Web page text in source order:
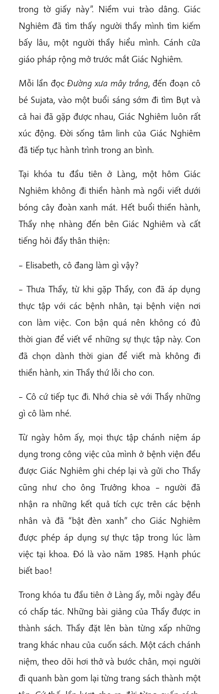
trong tờ giấy này”. Niềm vui trào dâng. Giác
Nghiêm đã tìm thấy người thầy mình tìm kiếm
bấy lâu, một người thầy hiểu mình. Cánh cửa
giáo pháp rộng mở trước mắt Giác Nghiêm.
Mỗi lần đọcĐường xưa mây trắng, đến đoạn cô
bé Sujata, vào một buổi sáng sớm đi tìm Bụt và
cả hai đã gặp được nhau, Giác Nghiêm luôn rất
xúc động. Đời sống tâm linh của Giác Nghiêm
đã tiếp tục hành trình trong an bình.
Tại khóa tu đầu tiên ở Làng, một hôm Giác
Nghiêm không đi thiền hành mà ngồi viết dưới
bóng cây đoàn xanh mát. Hết buổi thiền hành,
Thầy nhẹ nhàng đến bên Giác Nghiêm và cất
tiếng hỏi đầy thân thiện:
– Elisabeth, cô đang làm gì vậy?
– Thưa Thầy, từ khi gặp Thầy, con đã áp dụng
thực tập với các bệnh nhân, tại bệnh viện nơi
con làm việc. Con bận quá nên không có đủ
thời gian để viết về những sự thực tập này. Con
đã chọn dành thời gian để viết mà không đi
thiền hành, xin Thầy thứ lỗi cho con.
– Cô cứ tiếp tục đi. Nhớ chia sẻ với Thầy những
gì cô làm nhé.
Từ ngày hôm ấy, mọi thực tập chánh niệm áp
dụng trong công việc của mình ở bệnh viện đều
được Giác Nghiêm ghi chép lại và gửi cho Thầy
cũng như cho ông Trưởng khoa – người đã
nhận ra những kết quả tích cực trên các bệnh
nhân và đã “bật đèn xanh” cho Giác Nghiêm
được phép áp dụng sự thực tập trong lúc làm
việc tại khoa. Đó là vào năm 1985. Hạnh phúc
biết bao!
Trong khóa tu đầu tiên ở Làng ấy, mỗi ngày đều
có chấp tác. Những bài giảng của Thầy được in
thành sách. Thầy đặt lên bàn từng xấp những
trang khác nhau của cuốn sách. Một cách chánh
niệm, theo dõi hơi thở và bước chân, mọi người
đi quanh bàn gom lại từng trang sách thành một